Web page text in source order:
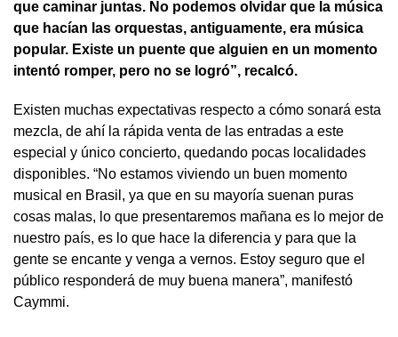
que caminar juntas. No podemos olvidar que la música
que hacían las orquestas, antiguamente, era música
popular. Existe un puente que alguien en un momento
intentó romper, pero no se logró”, recalcó.
Existen muchas expectativas respecto a cómo sonará esta
mezcla, de ahí la rápida venta de las entradas a este
especial y único concierto, quedando pocas localidades
disponibles. “No estamos viviendo un buen momento
musical en Brasil, ya que en su mayoría suenan puras
cosas malas, lo que presentaremos mañana es lo mejor de
nuestro país, es lo que hace la diferencia y para que la
gente se encante y venga a vernos. Estoy seguro que el
público responderá de muy buena manera”, manifestó
Caymmi.